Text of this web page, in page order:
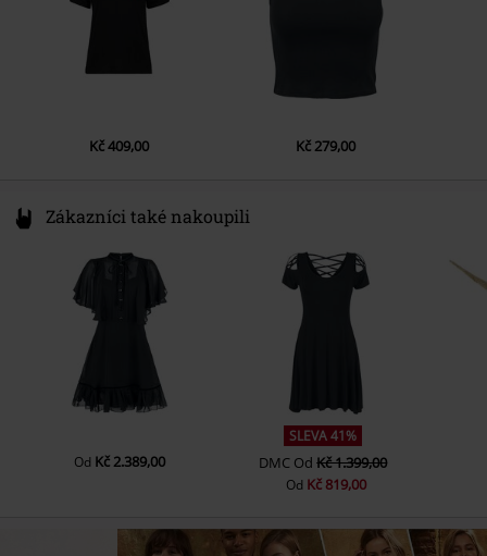
Kč 409,00 Kč 279,00
Zákazníci také nakoupili
Od Kč 2.389,00
SLEVA 41%
DMC OdKč 1.399,00
Od Kč 819,00